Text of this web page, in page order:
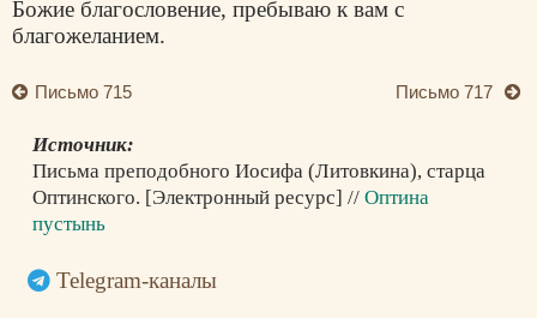
Божие благословение, пребываю к вам с
благожеланием.
Письмо 715 Письмо 717
Источник:
Письма преподобного Иосифа (Литовкина), старца
Оптинского. [Электронный ресурс] // Оптина
пустынь
Telegram-каналы